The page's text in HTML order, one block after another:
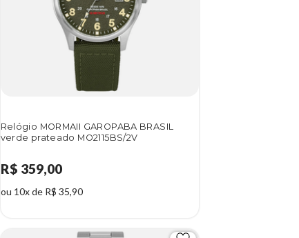
Relógio MORMAII GAROPABA BRASIL
verde prateado MO2115BS/2V
R$ 359,00
ou 10x de R$ 35,90